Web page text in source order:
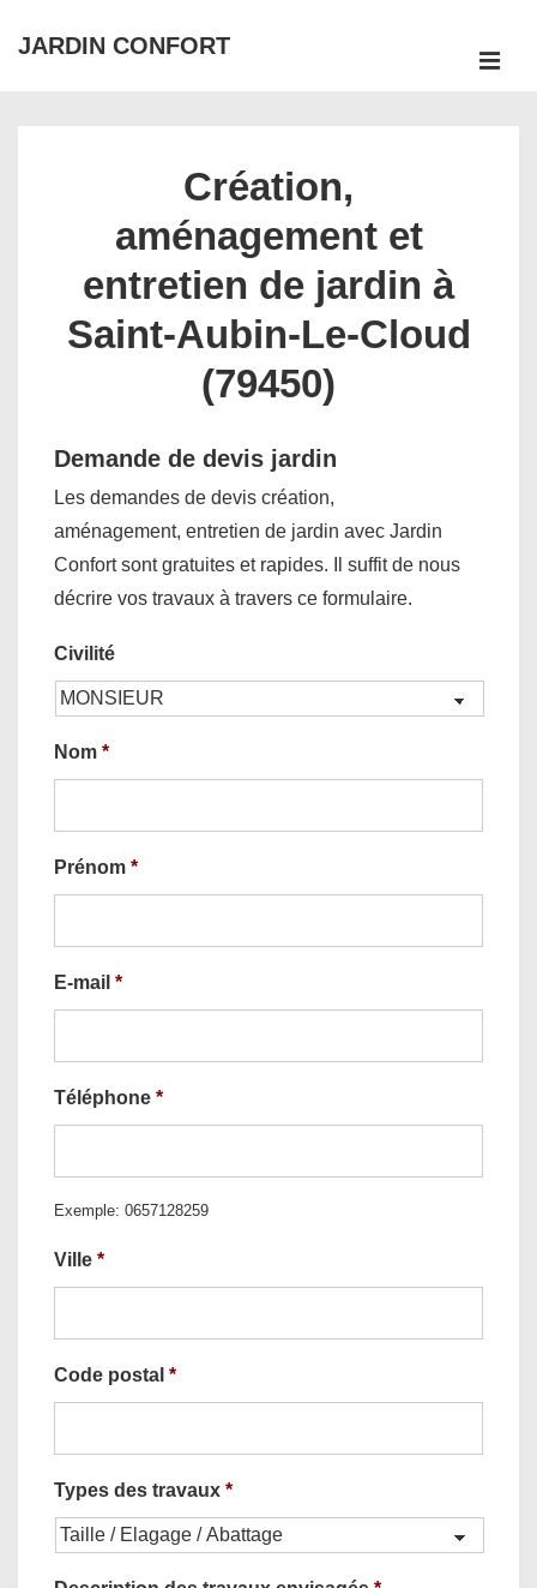
passer
JARDIN CONFORT
Création,
aménagement et
entretien de jardin à
Saint-Aubin-Le-Cloud
(79450)
Demande de devis jardin
Les demandes de devis création,
aménagement, entretien de jardin avec Jardin
Confort sont gratuites et rapides. Il suffit de nous
décrire vos travaux à travers ce formulaire.
Civilité
Nom *
Prénom *
E-mail *
Téléphone *
Exemple: 0657128259
Ville *
Code postal *
Types des travaux *